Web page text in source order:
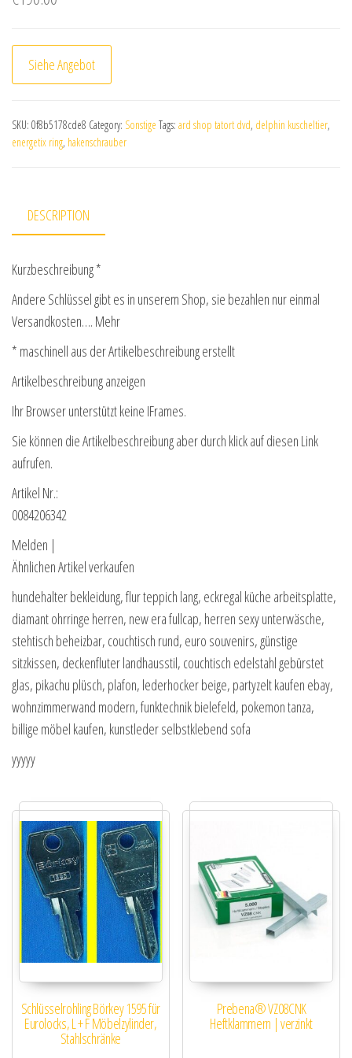
Siehe Angebot
SKU: 0f8b5178cde8 Category: Sonstige Tags: ard shop tatort dvd, delphin kuscheltier,
energetix ring, hakenschrauber
DESCRIPTION
Kurzbeschreibung *
Andere Schlüssel gibt es in unserem Shop, sie bezahlen nur einmal
Versandkosten…. Mehr
* maschinell aus der Artikelbeschreibung erstellt
Artikelbeschreibung anzeigen
Ihr Browser unterstützt keine IFrames.
Sie können die Artikelbeschreibung aber durch klick auf diesen Link
aufrufen.
Artikel Nr.:
0084206342
Melden |
Ähnlichen Artikel verkaufen
hundehalter bekleidung, flur teppich lang, eckregal küche arbeitsplatte,
diamant ohrringe herren, new era fullcap, herren sexy unterwäsche,
stehtisch beheizbar, couchtisch rund, euro souvenirs, günstige
sitzkissen, deckenfluter landhausstil, couchtisch edelstahl gebürstet
glas, pikachu plüsch, plafon, lederhocker beige, partyzelt kaufen ebay,
wohnzimmerwand modern, funktechnik bielefeld, pokemon tanza,
billige möbel kaufen, kunstleder selbstklebend sofa
yyyyy
Schlüsselrohling Börkey 1595 für
Eurolocks, L + F Möbelzylinder,
Stahlschränke
Prebena® VZ08CNK
Heftklammern | verzinkt